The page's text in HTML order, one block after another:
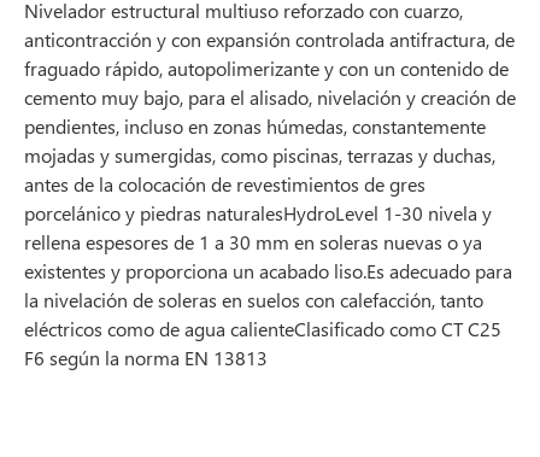
Nivelador estructural multiuso reforzado con cuarzo,
anticontracción y con expansión controlada antifractura, de
fraguado rápido, autopolimerizante y con un contenido de
cemento muy bajo, para el alisado, nivelación y creación de
pendientes, incluso en zonas húmedas, constantemente
mojadas y sumergidas, como piscinas, terrazas y duchas,
antes de la colocación de revestimientos de gres
porcelánico y piedras naturalesHydroLevel 1-30 nivela y
rellena espesores de 1 a 30 mm en soleras nuevas o ya
existentes y proporciona un acabado liso.Es adecuado para
la nivelación de soleras en suelos con calefacción, tanto
eléctricos como de agua calienteClasificado como CT C25
F6 según la norma EN 13813